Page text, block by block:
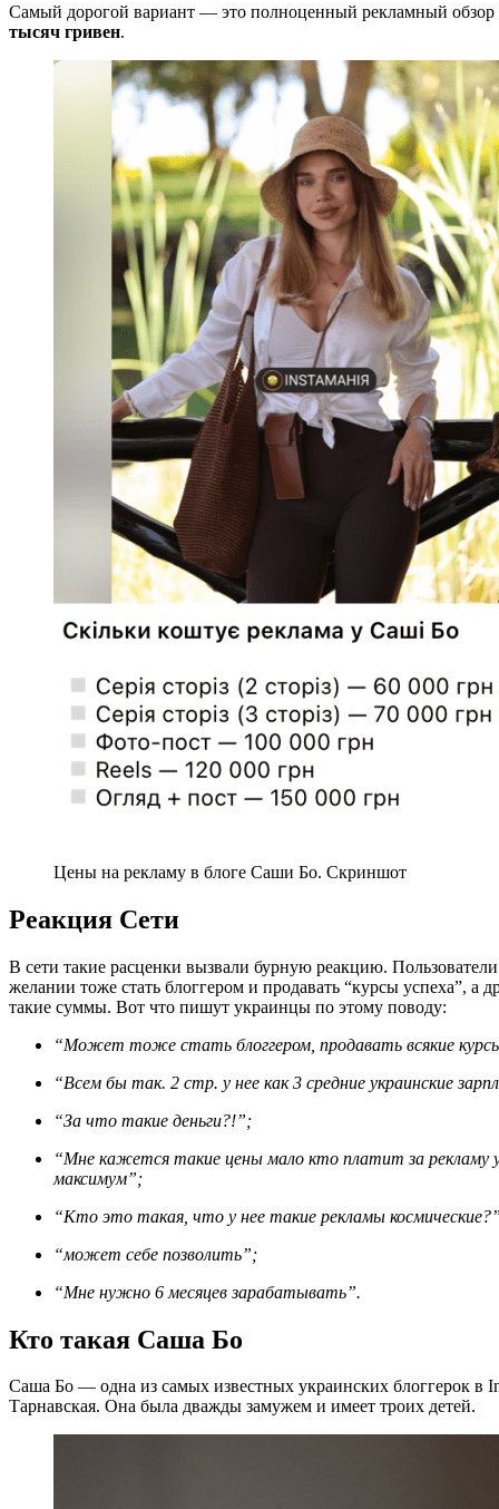
Самый дорогой вариант — это полноценный рекламный обзор
тысяч гривен.
Цены на рекламу в блоге Саши Бо. Скриншот
Реакция Сети
В сети такие расценки вызвали бурную реакцию.
желании тоже стать блоггером и продавать “курсы успеха”, а
такие суммы. Вот что пишут украинцы по этому поводу:
“Может тоже стать блоггером, продавать всякие
“Всем бы так. 2 стр. у нее как 3 средние украинские
“За что такие деньги?!”;
“Мне кажется такие цены мало кто платит за рекламу у блоггеров… На самом деле там ну тысяч 10 за сток,
максимум”;
“Кто это такая, что у нее такие рекламы
“может себе позволить”;
“Мне нужно 6 месяцев зарабатывать”.
Кто такая Саша Бо
Саша Бо — одна из самых известных украинских блоггерок в
Тарнавская. Она была дважды замужем и имеет троих детей.